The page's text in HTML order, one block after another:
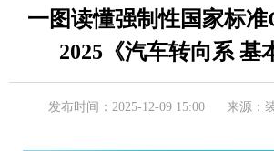
一图读懂强制性国家标
2025《汽车转向系 基
发布时间：2025-12-09 15:00 来源：